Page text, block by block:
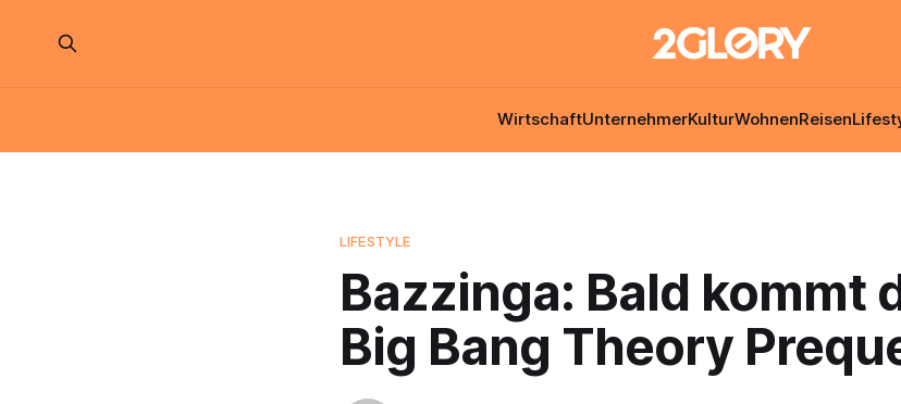
WirtschaftUnternehmerKulturWohnenReisen
LIFESTYLE
Bazzinga: Bald kommt
Big Bang Theory